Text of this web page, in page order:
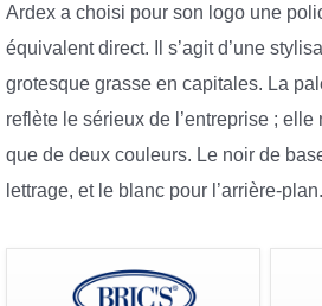
Ardex a choisi pour son logo une
équivalent direct. Il s’agit d’une
grotesque grasse en capitales. La
reflète le sérieux de l’entreprise ;
que de deux couleurs. Le noir de
lettrage, et le blanc pour l’arrière-plan.